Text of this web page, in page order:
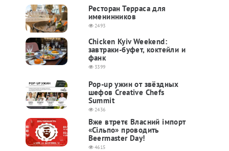
Ресторан Терраса для
именинников
2493
Chicken Kyiv Weekend:
завтраки-буфет, коктейли и
фанк
3399
Pop-up ужин от звёздных
шефов Creative Chefs
Summit
2436
Вже втретє Власний імпорт
«Сільпо» проводить
Beermaster Day!
4615